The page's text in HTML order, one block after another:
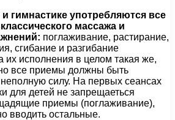
гимнастике употребляются все
массажа и
поглаживание, растирание,
сгибание и разгибание
их исполнения в целом такая же,
все приемы должны быть
силу. На первых сеансах
для детей не запрещаеться
приемы (поглаживание),
вводить остальные.